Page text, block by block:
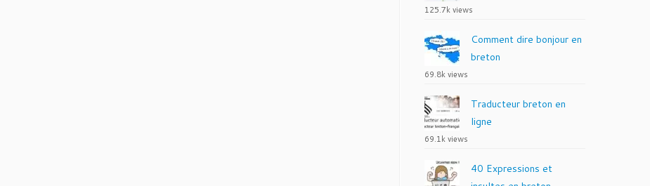
125.7k views
Comment dire bonjour en
breton
69.8k views
Traducteur breton en
ligne
69.1k views
40 Expressions et